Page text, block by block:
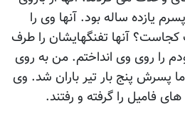
یازده ساله بود. آنها وی را
کجاست؟ آنها تفنگهایشان را طرف
را روی وی انداختم. من به روی
پسرش پنج بار تیر باران شد. وی
فامیل را گرفته و رفتند.